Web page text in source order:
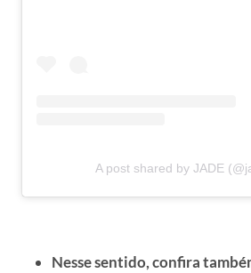
A post shared by JADE
Nesse sentido, confira